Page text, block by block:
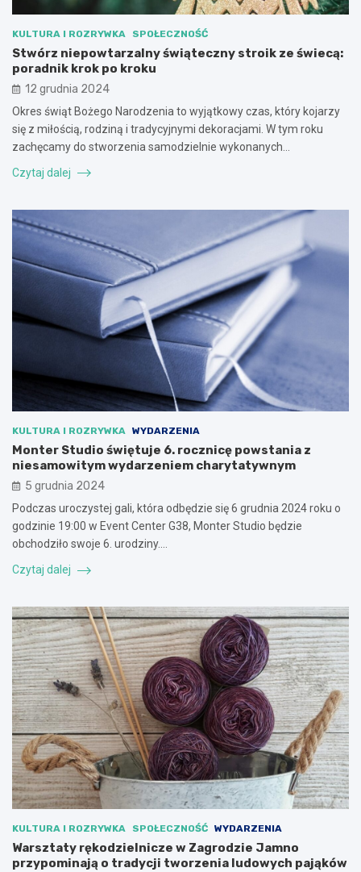
KULTURA I ROZRYWKA SPOŁECZNOŚĆ
Stwórz niepowtarzalny świąteczny stroik ze świecą:
poradnik krok po kroku
12 grudnia 2024
Okres świąt Bożego Narodzenia to wyjątkowy czas, który kojarzy
się z miłością, rodziną i tradycyjnymi dekoracjami. W tym roku
zachęcamy do stworzenia samodzielnie wykonanych…
Czytaj dalej
KULTURA I ROZRYWKA WYDARZENIA
Monter Studio świętuje 6. rocznicę powstania z
niesamowitym wydarzeniem charytatywnym
5 grudnia 2024
Podczas uroczystej gali, która odbędzie się 6 grudnia 2024 roku o
godzinie 19:00 w Event Center G38, Monter Studio będzie
obchodziło swoje 6. urodziny.…
Czytaj dalej
KULTURA I ROZRYWKA SPOŁECZNOŚĆ WYDARZENIA
Warsztaty rękodzielnicze w Zagrodzie Jamno
przypominają o tradycji tworzenia ludowych pająków